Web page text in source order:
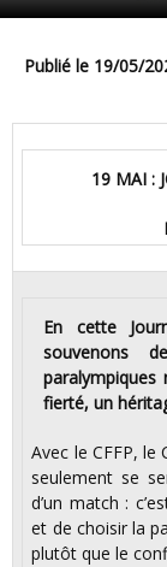
Publié le 19/05/
19 MAI :
En cette Journée mondiale du fair-play, nous nous
souvenons
fierté, un
Avec le CFFP, le CNOSF rappelle que le fair-play, ce n’est pas
seulement se
d’un match :
et de choisir la
plutôt que le